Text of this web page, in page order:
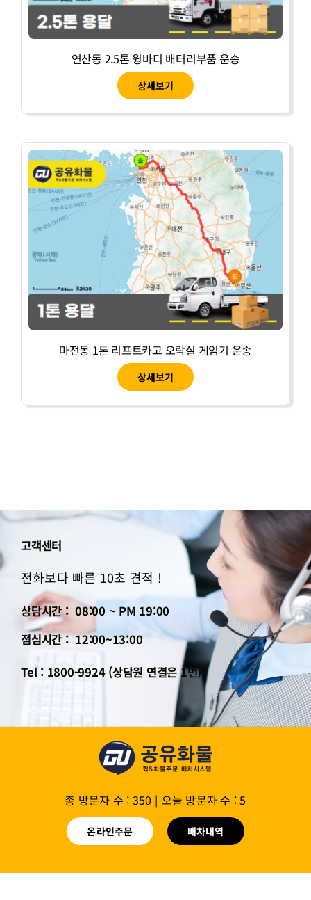
연산동 2.5톤 윙바디 배터리부품 운송
상세보기
마전동 1톤 리프트카고 오락실 게임기 운송
상세보기
고객센터
전화보다 빠른 10초 견적 !
상담시간 : 08:00 ~ PM 19:00
점심시간 : 12:00~13:00
Tel : 1800-9924 (상담원 연결은 1번)
총 방문자 수 : 350 | 오늘 방문자 수 : 5
온라인주문 배차내역